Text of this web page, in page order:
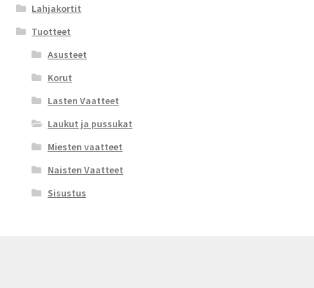
Lahjakortit
Tuotteet
Asusteet
Korut
Lasten Vaatteet
Laukut ja pussukat
Miesten vaatteet
Naisten Vaatteet
Sisustus